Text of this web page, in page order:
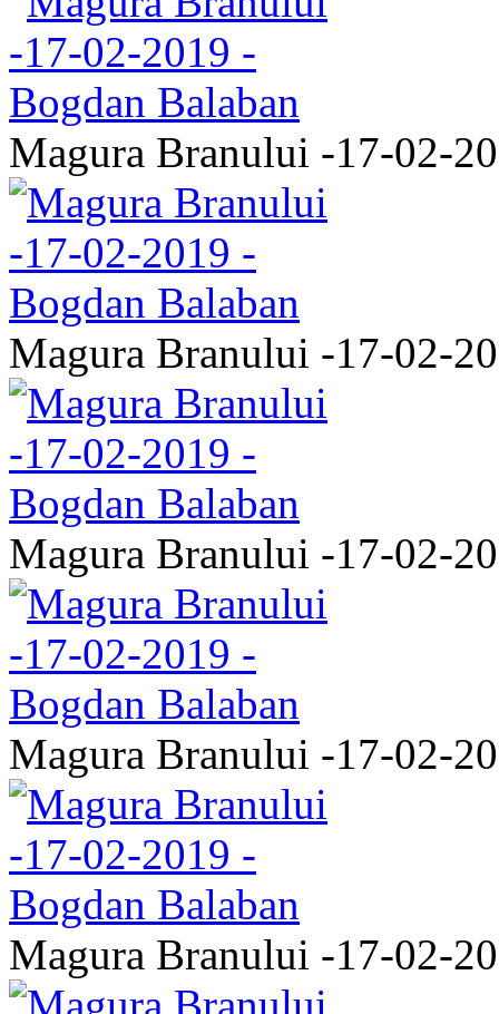
Magura Branului -17-02-
Magura Branului -17-02-
Magura Branului -17-02-
Magura Branului -17-02-
Magura Branului -17-02-